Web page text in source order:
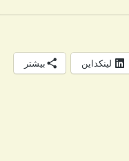
لینکداین بیشتر